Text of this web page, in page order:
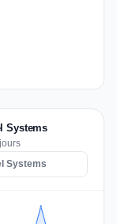
Systems
Systems